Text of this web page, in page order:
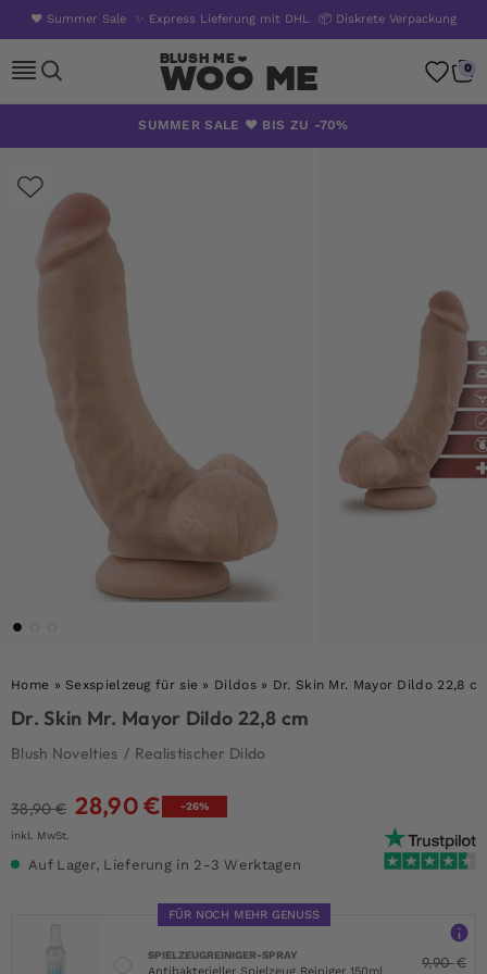
❤️ Summer Sale ✨ Express Lieferung mit DHL 📦 Diskrete Verpackung
Woo Me 0
SUMMER SALE ❤️ BIS ZU -70%
Home »Sexspielzeug für sie » Dildos» Dr. Skin Mr. Mayor Dildo 22,8
Dr. Skin Mr. Mayor Dildo 22,8 cm
Blush Novelties / Realistischer Dildo
38,90€ Ursprünglicher
38,90 €
28,90€ Aktueller
28,90 €.
-26%
inkl. MwSt.
Auf Lager, Lieferung in 2-3 Werktagen
FÜR NOCH MEHR GENUSS
SPIELZEUGREINIGER-SPRAY 9,90€